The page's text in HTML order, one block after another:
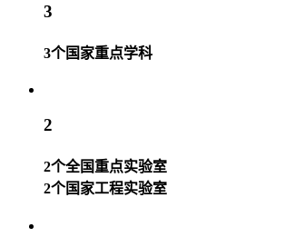
3
3个国家重点学科
2
2个全国重点实验室
2个国家工程实验室